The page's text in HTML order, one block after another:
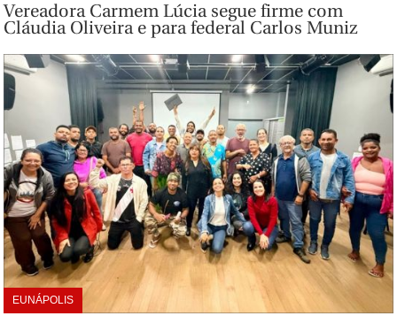
Vereadora Carmem Lúcia segue firme com
Cláudia Oliveira e para federal Carlos Muniz
EUNÁPOLIS